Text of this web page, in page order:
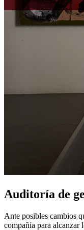
Auditoría de
Ante posibles cambios
compañía para alcanzar